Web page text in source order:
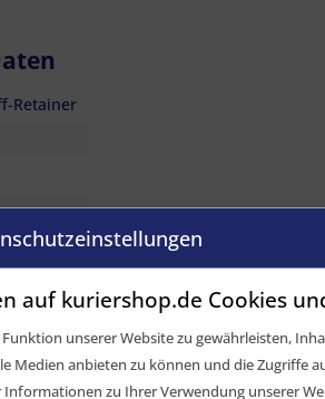
Retainer
auf kuriershop.de Cookies
unserer Website zu gewährleisten,
Medien anbieten zu können und die Zugriffe
zu Ihrer Verwendung unserer